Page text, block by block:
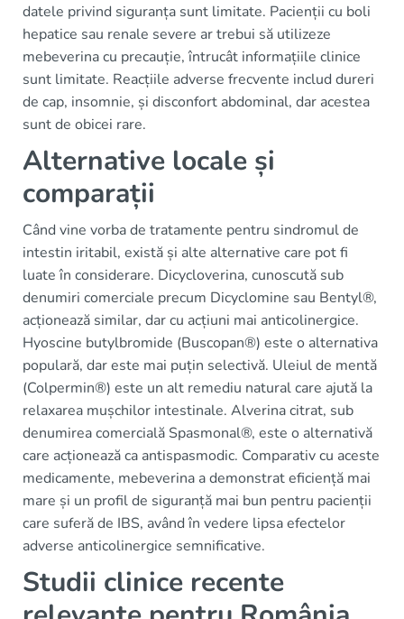
datele privind siguranța sunt limitate. Pacienții cu boli
hepatice sau renale severe ar trebui să utilizeze
mebeverina cu precauție, întrucât informațiile clinice
sunt limitate. Reacțiile adverse frecvente includ dureri
de cap, insomnie, și disconfort abdominal, dar acestea
sunt de obicei rare.
Alternative locale și
comparații
Când vine vorba de tratamente pentru sindromul de
intestin iritabil, există și alte alternative care pot fi
luate în considerare. Dicycloverina, cunoscută sub
denumiri comerciale precum Dicyclomine sau Bentyl®,
acționează similar, dar cu acțiuni mai anticolinergice.
Hyoscine butylbromide (Buscopan®) este o alternativa
populară, dar este mai puțin selectivă. Uleiul de mentă
(Colpermin®) este un alt remediu natural care ajută la
relaxarea mușchilor intestinale. Alverina citrat, sub
denumirea comercială Spasmonal®, este o alternativă
care acționează ca antispasmodic. Comparativ cu aceste
medicamente, mebeverina a demonstrat eficiență mai
mare și un profil de siguranță mai bun pentru pacienții
care suferă de IBS, având în vedere lipsa efectelor
adverse anticolinergice semnificative.
Studii clinice recente